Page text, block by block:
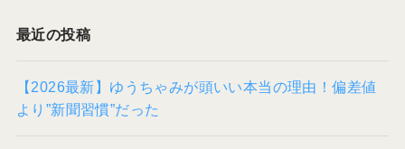
最近の投稿
【2026最新】ゆうちゃみが頭いい本当の理由！偏差値
より”新聞習慣”だった